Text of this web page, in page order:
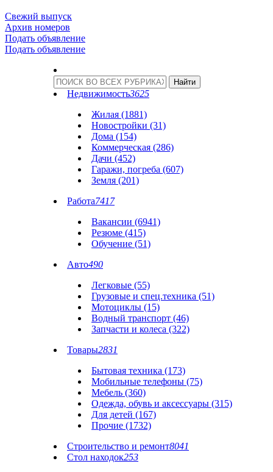
Свежий выпуск
Архив номеров
Подать объявление
Подать объявление
Недвижимость3625
Жилая (1881)
Новостройки (31)
Дома (154)
Коммерческая (286)
Дачи (452)
Гаражи, погреба (607)
Земля (201)
Работа7417
Вакансии (6941)
Резюме (415)
Обучение (51)
Авто490
Легковые (55)
Грузовые и спец.техника (51)
Мотоциклы (15)
Водный транспорт (46)
Запчасти и колеса (322)
Товары2831
Бытовая техника (173)
Мобильные телефоны (75)
Мебель (360)
Одежда, обувь и аксессуары (315)
Для детей (167)
Прочие (1732)
Строительство и ремонт8041
Стол находок253